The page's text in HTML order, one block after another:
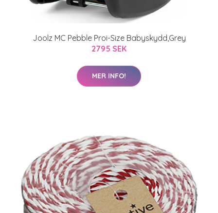
Joolz MC Pebble Proi-Size Babyskydd,Grey
2795 SEK
MER INFO!